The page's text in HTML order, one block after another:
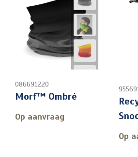
086691220
Morf™ Ombré
Op aanvraag
Op